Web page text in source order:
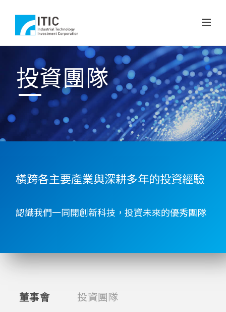
投資團隊
橫跨各主要產業與深耕多年的投資經驗
認識我們一同開創新科技，投資未來的優秀團隊
董事會 投資團隊